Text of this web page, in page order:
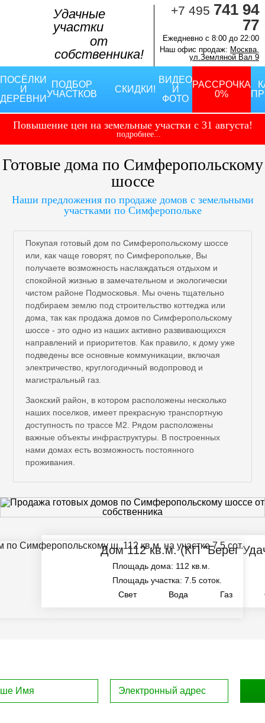
Удачные
участки
от
собственника!
+7 495 741 94
77
Ежедневно с 8:00 до 22:00
Наш офис продаж: Москва,
ул.Земляной Вал 9
ПОСЁЛКИ
И
ДЕРЕВНИ
ПОДБОР
УЧАСТКОВ
СКИДКИ!
ВИДЕО
И
ФОТО
РАССРОЧКА
0%
Повышение цен на земельные участки с 31 августа!
подробнее...
Готовые дома по Симферопольскому
шоссе
Наши предложения по продаже домов с земельными
участками по Симферопольке
Покупая готовый дом по Симферопольскому шоссе
или, как чаще говорят, по Симферопольке, Вы
получаете возможность наслаждаться отдыхом и
спокойной жизнью в замечательном и экологически
чистом районе Подмосковья. Мы очень тщательно
подбираем землю под строительство коттеджа или
дома, так как продажа домов по Симферопольскому
шоссе - это одно из наших активно развивающихся
направлений и приоритетов. Как правило, к дому уже
подведены все основные коммуникации, включая
электричество, круглогодичный водопровод и
магистральный газ.
Заокский район, в котором расположены несколько
наших поселков, имеет прекрасную транспортную
доступность по трассе М2. Рядом расположены
важные объекты инфраструктуры. В построенных
нами домах есть возможность постоянного
проживания.
Дом 112 кв.м.(КП "Берег
Площадь дома: 112 кв.м.
Площадь участка: 7.5 соток.
Свет
Вода Газ